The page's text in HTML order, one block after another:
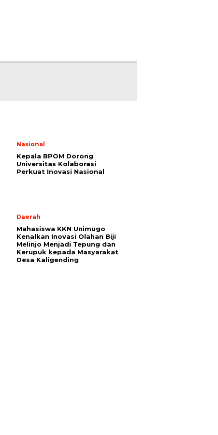
Nasional
Kepala BPOM Dorong
Universitas Kolaborasi
Perkuat Inovasi Nasional
Daerah
Mahasiswa KKN Unimugo
Kenalkan Inovasi Olahan Biji
Melinjo Menjadi Tepung dan
Kerupuk kepada Masyarakat
Desa Kaligending